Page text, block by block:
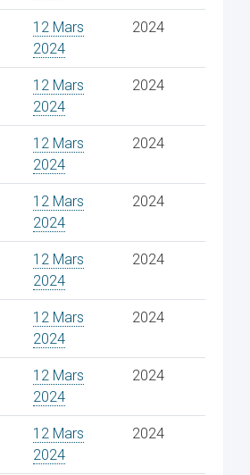
12 Mars
2024
2024
12 Mars
2024
2024
12 Mars
2024
2024
12 Mars
2024
2024
12 Mars
2024
2024
12 Mars
2024
2024
12 Mars
2024
2024
12 Mars
2024
2024